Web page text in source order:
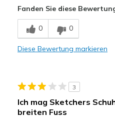
Nachteile
great quality
Feels true
Sizing
Feels true
Fanden Sie diese
0 0
Diese Bewertung markieren
3
Ich mag Sketchers
breiten Fuss